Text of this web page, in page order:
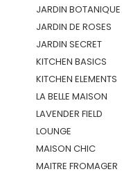
JARDIN BOTANIQUE
JARDIN DE ROSES
JARDIN SECRET
KITCHEN BASICS
KITCHEN ELEMENTS
LA BELLE MAISON
LAVENDER FIELD
LOUNGE
MAISON CHIC
MAITRE FROMAGER